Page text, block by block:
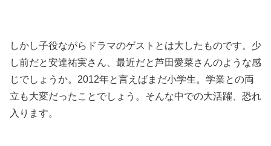
しかし子役ながらドラマのゲストとは大したものです。少
し前だと安達祐実さん、最近だと芦田愛菜さんのような感
じでしょうか。2012年と言えばまだ小学生。学業との両
立も大変だったことでしょう。そんな中での大活躍、恐れ
入ります。